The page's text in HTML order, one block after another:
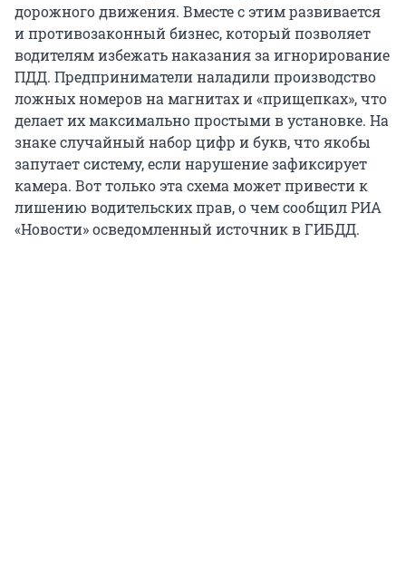
дорожного движения. Вместе с этим развивается
и противозаконный бизнес, который позволяет
водителям избежать наказания за игнорирование
ПДД. Предприниматели наладили производство
ложных номеров на магнитах и «прищепках», что
делает их максимально простыми в установке. На
знаке случайный набор цифр и букв, что якобы
запутает систему, если нарушение зафиксирует
камера. Вот только эта схема может привести к
лишению водительских прав, о чем сообщил РИА
«Новости» осведомленный источник в ГИБДД.